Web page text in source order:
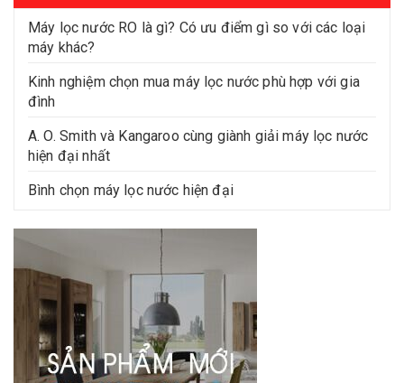
Máy lọc nước RO là gì? Có ưu điểm gì so với các loại
máy khác?
Kinh nghiệm chọn mua máy lọc nước phù hợp với gia
đình
A. O. Smith và Kangaroo cùng giành giải máy lọc nước
hiện đại nhất
Bình chọn máy lọc nước hiện đại